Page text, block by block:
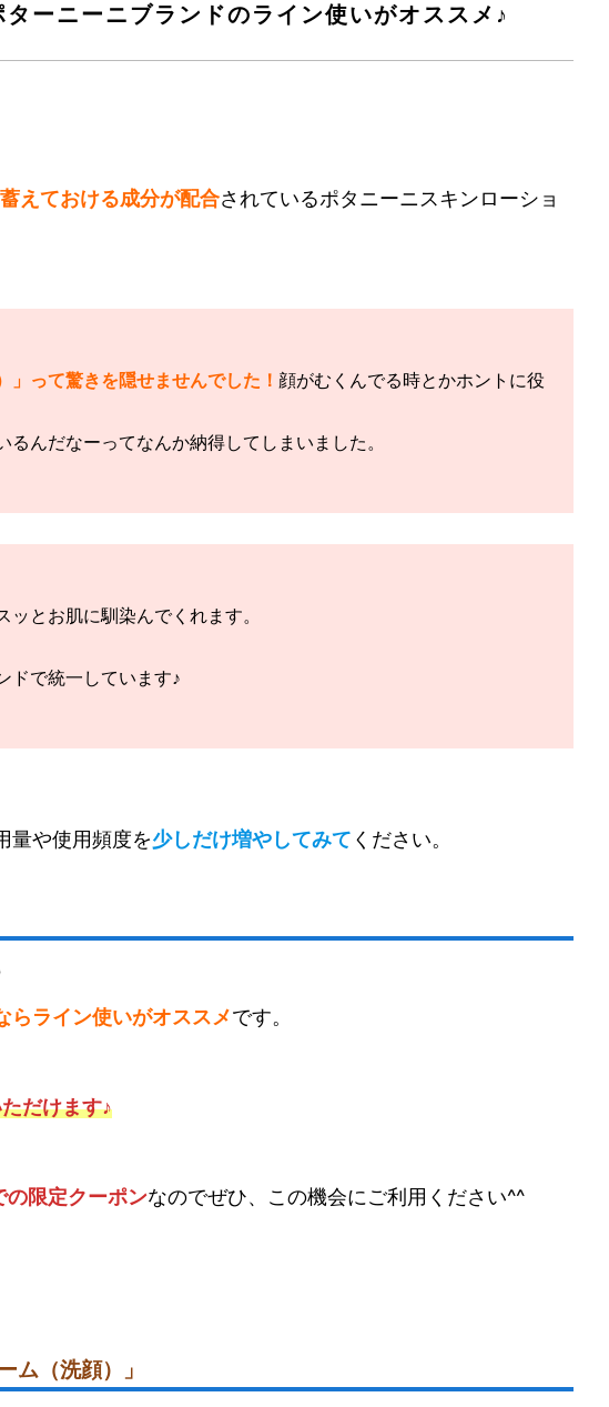
ーニーニブランドのライン使いがオススメ♪
えておける成分が配合されているポタニーニスキンローショ
」って驚きを隠せませんでした！ 顔がむくんでる時とかホントに役
んだなーってなんか納得してしまいました。
とお肌に馴染んでくれます。
ドで統一しています♪
量や使用頻度を少しだけ増やしてみて ください。
らライン使いがオススメです。
だけます♪
限定クーポンなのでぜひ、この機会にご利用ください^^
ム（洗顔）」